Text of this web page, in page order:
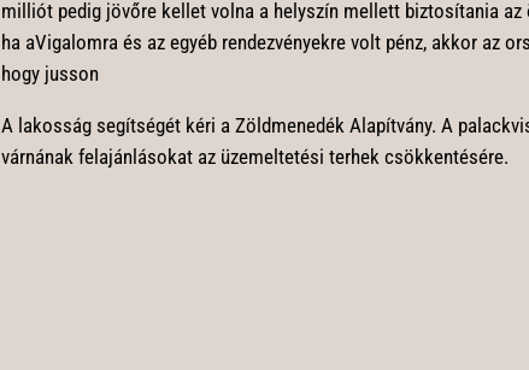
milliót pedig jövőre kellet volna a helyszín mellett biztosítania az
ha aVigalomra és az egyéb rendezvényekre volt pénz, akkor az
hogy jusson
A lakosság segítségét kéri a Zöldmenedék Alapítvány. A
várnának felajánlásokat az üzemeltetési terhek csökkentésére.